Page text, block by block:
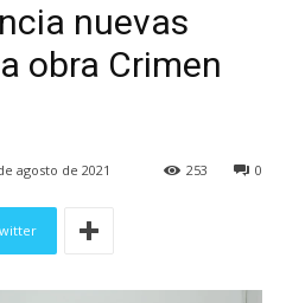
nuevas
obra Crimen
agosto de 2021 0
253